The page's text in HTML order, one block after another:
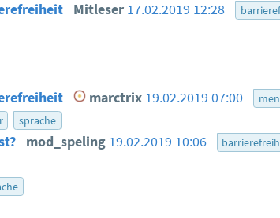
Mitleser 17.02.2019 12:28
marctrix 19.02.2019 07:00
sprache
mod_speling 19.02.2019 10:06